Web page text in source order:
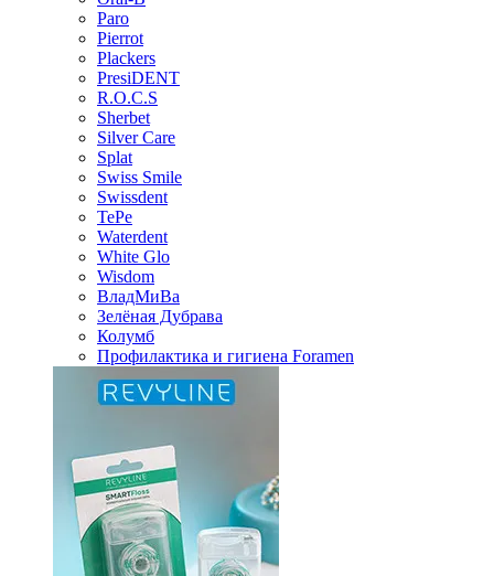
Paro
Pierrot
Plackers
PresiDENT
R.O.C.S
Sherbet
Silver Care
Splat
Swiss Smile
Swissdent
TePe
Waterdent
White Glo
Wisdom
ВладМиВа
Зелёная Дубрава
Колумб
Профилактика и гигиена Foramen